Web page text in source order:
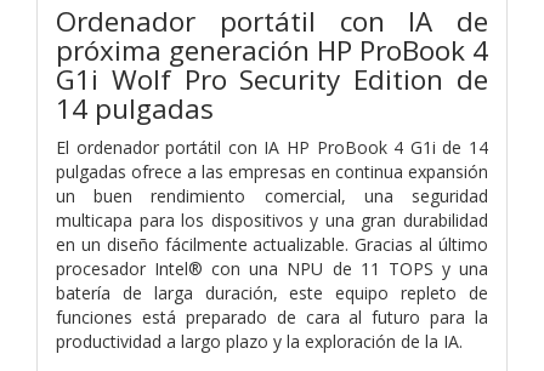
Ordenador portátil con IA de
próxima generación HP ProBook 4
G1i Wolf Pro Security Edition de
14 pulgadas
El ordenador portátil con IA HP ProBook 4 G1i de 14
pulgadas ofrece a las empresas en continua expansión
un buen rendimiento comercial, una seguridad
multicapa para los dispositivos y una gran durabilidad
en un diseño fácilmente actualizable. Gracias al último
procesador Intel® con una NPU de 11 TOPS y una
batería de larga duración, este equipo repleto de
funciones está preparado de cara al futuro para la
productividad a largo plazo y la exploración de la IA.